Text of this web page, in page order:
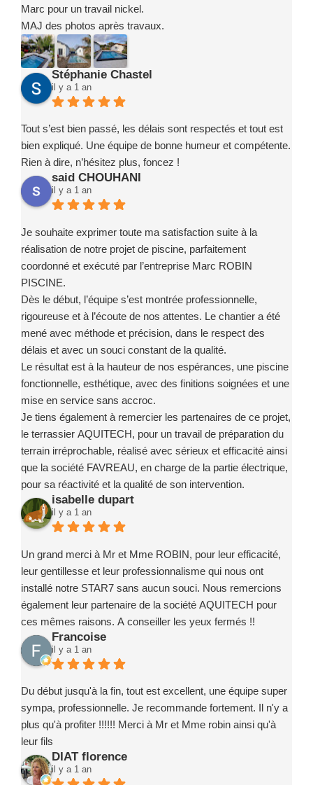
Marc pour un travail nickel.
MAJ des photos après travaux.
Stéphanie Chastel
il y a 1 an
Tout s’est bien passé, les délais sont respectés et tout est
bien expliqué. Une équipe de bonne humeur et compétente.
Rien à dire, n’hésitez plus, foncez !
said CHOUHANI
il y a 1 an
Je souhaite exprimer toute ma satisfaction suite à la
réalisation de notre projet de piscine, parfaitement
coordonné et exécuté par l’entreprise Marc ROBIN
PISCINE.
Dès le début, l’équipe s’est montrée professionnelle,
rigoureuse et à l’écoute de nos attentes. Le chantier a été
mené avec méthode et précision, dans le respect des
délais et avec un souci constant de la qualité.
Le résultat est à la hauteur de nos espérances, une piscine
fonctionnelle, esthétique, avec des finitions soignées et une
mise en service sans accroc.
Je tiens également à remercier les partenaires de ce projet,
le terrassier AQUITECH, pour un travail de préparation du
terrain irréprochable, réalisé avec sérieux et efficacité ainsi
que la société FAVREAU, en charge de la partie électrique,
pour sa réactivité et la qualité de son intervention.
Ce projet a été un exemple de coordination réussie, grâce à
des intervenants compétents, fiables et investis.
Je recommande sans la moindre hésitation l’entreprise
Marc ROBIN PISCINE et ses partenaires à toute personne
souhaitant concrétiser un projet de piscine en toute
confiance.
isabelle dupart
il y a 1 an
Un grand merci à Mr et Mme ROBIN, pour leur efficacité,
leur gentillesse et leur professionnalisme qui nous ont
installé notre STAR7 sans aucun souci. Nous remercions
également leur partenaire de la société AQUITECH pour
ces mêmes raisons. A conseiller les yeux fermés !!
Francoise
il y a 1 an
Du début jusqu'à la fin, tout est excellent, une équipe super
sympa, professionnelle. Je recommande fortement. Il n'y a
plus qu'à profiter !!!!!! Merci à Mr et Mme robin ainsi qu'à
leur fils
DIAT florence
il y a 1 an